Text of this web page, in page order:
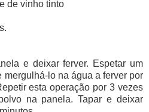
de vinho tinto
e deixar ferver. Espetar um
mergulhá-lo na água a ferver por
esta operação por 3 vezes
na panela. Tapar e deixar